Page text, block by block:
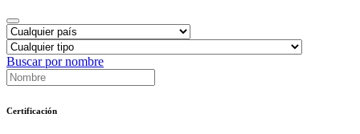
Buscar por nombre
Certificación